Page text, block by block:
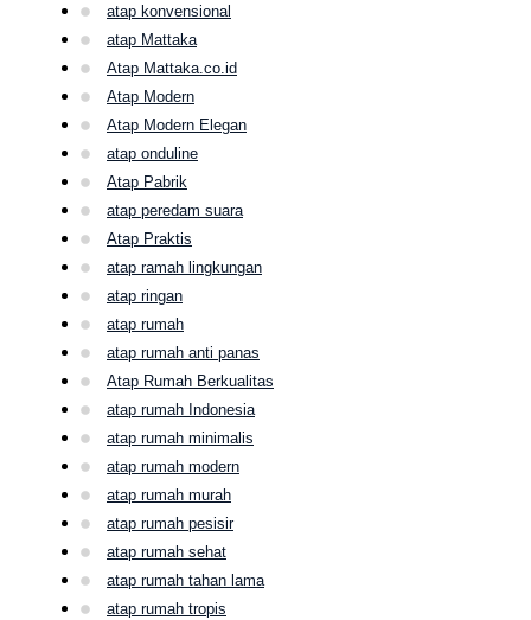
atap konvensional
atap Mattaka
Atap Mattaka.co.id
Atap Modern
Atap Modern Elegan
atap onduline
Atap Pabrik
atap peredam suara
Atap Praktis
atap ramah lingkungan
atap ringan
atap rumah
atap rumah anti panas
Atap Rumah Berkualitas
atap rumah Indonesia
atap rumah minimalis
atap rumah modern
atap rumah murah
atap rumah pesisir
atap rumah sehat
atap rumah tahan lama
atap rumah tropis